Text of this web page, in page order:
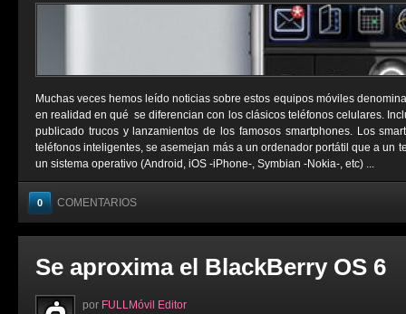
Muchas veces hemos leído noticias sobre estos equipos móviles
en realidad en qué se diferencian con los clásicos teléfonos celulares.
publicado trucos y lanzamientos de los famosos smartphones. Los
teléfonos inteligentes, se asemejan más a un ordenador portátil que a un
un sistema operativo (Android, iOS -iPhone-, Symbian -Nokia-, etc) ...
0 COMENTARIOS
Se aproxima el BlackBerry OS 6
por FULLMóvil Editor